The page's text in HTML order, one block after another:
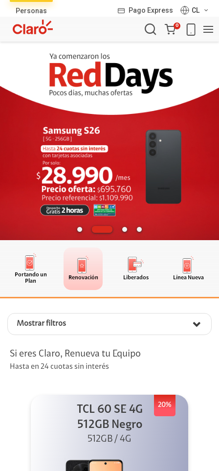
Personas Pago Express
CL
Carro
de
0
Portando un
Plan
Renovación Liberados Línea Nueva
Mostrar filtros
productos
Si eres Claro, Renueva tu Equipo
Hasta en 24 cuotas sin interés
20%
TCL 60 SE 4G
512GB Negro
512GB / 4G